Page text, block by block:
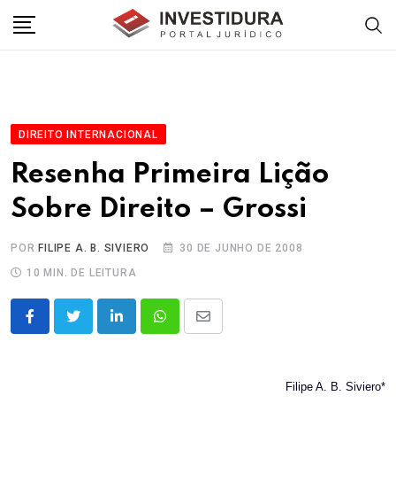
DIREITO INTERNACIONAL
Resenha Primeira Lição
Sobre Direito – Grossi
POR FILIPE A. B. SIVIERO
30 DE JUNHO DE 2008
10 MIN. DE LEITURA
LinkedInWhatsappShare
Filipe A. B. Siviero*